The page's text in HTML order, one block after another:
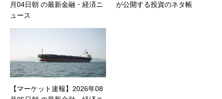
月04日朝 の最新金融・経済ニ
ュース
が公開する投資のネタ帳
【マーケット速報】2026年08